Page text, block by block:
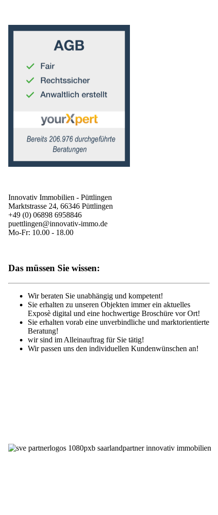
Innovativ Immobilien - Püttlingen
Marktstrasse 24, 66346 Püttlingen
+49 (0) 06898 6958846
puettlingen@innovativ-immo.de
Mo-Fr: 10.00 - 18.00
Das müssen Sie wissen:
Wir beraten Sie unabhängig und kompetent!
Sie erhalten zu unseren Objekten immer ein aktuelles
Exposè digital und eine hochwertige Broschüre vor Ort!
Sie erhalten vorab eine unverbindliche und marktorientierte
Beratung!
wir sind im Alleinauftrag für Sie tätig!
Wir passen uns den individuellen Kundenwünschen an!